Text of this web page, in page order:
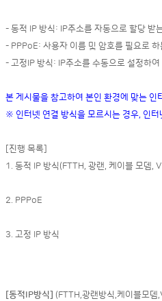
- 동적 IP 방식: IP주소를 자동으로 할당 받
- PPPoE: 사용자 이름 및 암호를 필요로
- 고정IP 방식: IP주소를 수동으로 설정하
본 게시물을 참고하여 본인 환경에 맞는
※ 인터넷 연결 방식을 모르시는 경우, 인
[진행 목록]
1. 동적 IP 방식(FTTH, 광랜, 케이블 모뎀,
2. PPPoE
3. 고정 IP 방식
[동적IP방식] (FTTH,광랜방식,케이블모